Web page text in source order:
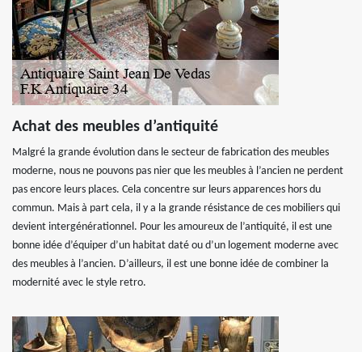
Achat des meubles d’antiquité
Malgré la grande évolution dans le secteur de fabrication des meubles
moderne, nous ne pouvons pas nier que les meubles à l’ancien ne perdent
pas encore leurs places. Cela concentre sur leurs apparences hors du
commun. Mais à part cela, il y a la grande résistance de ces mobiliers qui
devient intergénérationnel. Pour les amoureux de l’antiquité, il est une
bonne idée d’équiper d’un habitat daté ou d’un logement moderne avec
des meubles à l’ancien. D’ailleurs, il est une bonne idée de combiner la
modernité avec le style retro.